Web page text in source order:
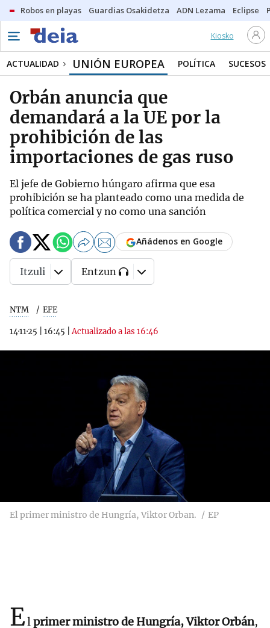
Robos en playas Guardias Osakidetza ADN Lezama Eclipse
Kiosko
ACTUALIDAD UNIÓN EUROPEA POLÍTICA SUCESOS
Orbán anuncia que
demandará a la UE por la
prohibición de las
importaciones de gas ruso
El jefe de Gobierno húngaro afirma que esa
prohibición se ha planteado como una medida de
política comercial y no como una sanción
NTM EFE
14·11·25 16:45 |Actualizado a las 16:46
Añádenos en Google
Itzuli Entzun
El primer ministro de Hungría, Viktor Orban. EP
Elprimer ministro de Hungría, Viktor Orbán,